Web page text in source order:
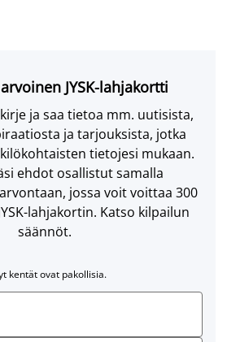
JYSK-lahjakortti
ja saa tietoa mm. uutisista,
ja tarjouksista, jotka
tietojesi mukaan.
ehdot osallistut samalla
jossa voit voittaa 300
lahjakortin. Katso kilpailun
säännöt.
kentät ovat pakollisia.